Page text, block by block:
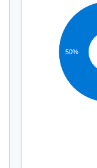
50%